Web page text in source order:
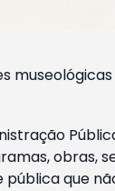
obras,
pública que